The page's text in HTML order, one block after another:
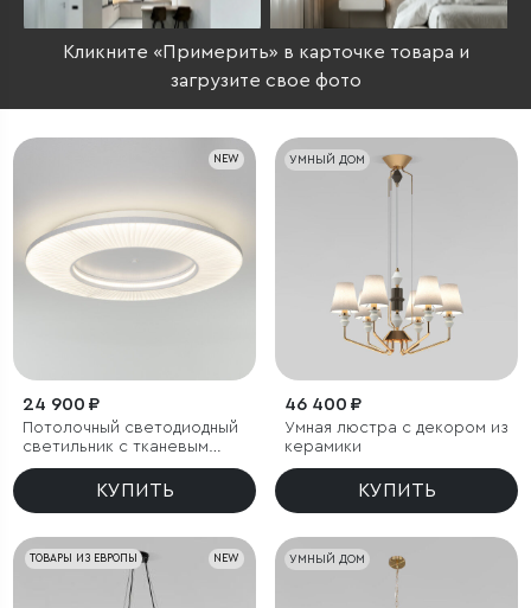
Кликните «Примерить» в карточке товара и
загрузите свое фото
NEW
24 900 ₽
Потолочный светодиодный
светильник с тканевым
рассеивателем
КУПИТЬ
УМНЫЙ ДОМ
46 400 ₽
Умная люстра с декором из
керамики
КУПИТЬ
NEW
ТОВАРЫ ИЗ ЕВРОПЫ УМНЫЙ ДОМ